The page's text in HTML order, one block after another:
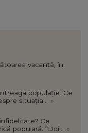
vacanță, în
populație. Ce
situația...
»
Ce
populară: “Doi...
»